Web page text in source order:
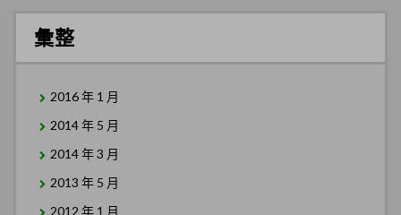
彙整
2016 年 1 月
2014 年 5 月
2014 年 3 月
2013 年 5 月
2012 年 1 月